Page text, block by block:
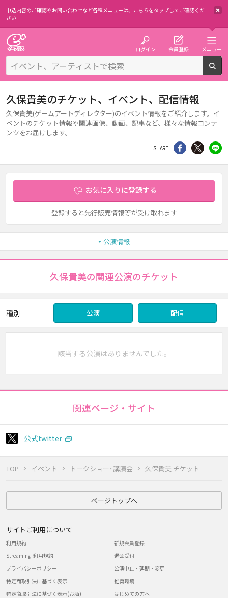
申込内容のご確認やお問い合わせなど各種メニューは、 こちらをタップしてご確認くだ
さい
ログイン 会員登録 メニュー
TOP イベント トークショー･講演会 久保貴美 チケット
久保貴美のチケット、イベント、配信情報
久保貴美(ゲームアートディレクター)のイベント情報をご紹介します。イ
ベントのチケット情報や関連画像、動画、記事など、様々な情報コンテ
ンツをお届けします。
SHARE シェア Twitter
お気に入りに登録する
登録すると先行販売情報等が受け取れます
公演情報
久保貴美の関連公演のチケット
種別 公演 配信
該当する公演はありませんでした。
関連ページ・サイト
公式twitter
ページトップへ
サイトご利用について
利用規約
Streaming+利用規約
プライバシーポリシー
特定商取引法に基づく表示
特定商取引法に基づく表示(お酒)
新規会員登録
退会受付
公演中止・延期・変更
推奨環境
はじめての方へ